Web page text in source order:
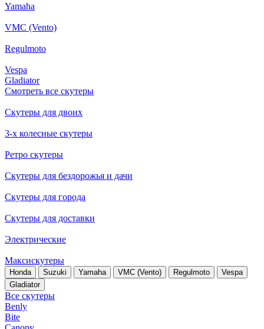
Yamaha
VMC (Vento)
Regulmoto
Vespa
Gladiator
Смотреть все скутеры
Скутеры для двоих
3-х колесные скутеры
Ретро скутеры
Скутеры для бездорожья и дачи
Скутеры для города
Скутеры для доставки
Электрические
Максискутеры
Honda Suzuki Yamaha VMC (Vento) Regulmoto
Vespa
Gladiator
Все скутеры
Benly
Bite